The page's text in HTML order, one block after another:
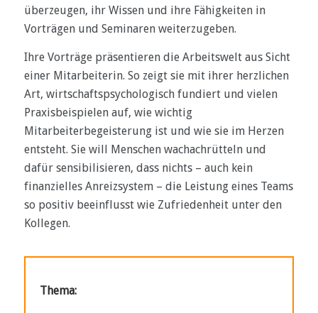
überzeugen, ihr Wissen und ihre Fähigkeiten in
Vorträgen und Seminaren weiterzugeben.
Ihre Vorträge präsentieren die Arbeitswelt aus Sicht
einer Mitarbeiterin. So zeigt sie mit ihrer herzlichen
Art, wirtschaftspsychologisch fundiert und vielen
Praxisbeispielen auf, wie wichtig
Mitarbeiterbegeisterung ist und wie sie im Herzen
entsteht. Sie will Menschen wachachrütteln und
dafür sensibilisieren, dass nichts – auch kein
finanzielles Anreizsystem – die Leistung eines Teams
so positiv beeinflusst wie Zufriedenheit unter den
Kollegen.
Thema: